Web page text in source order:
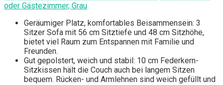
oder Gästezimmer, Grau
Geräumiger Platz, komfortables Beisammensein: 3
Sitzer Sofa mit 56 cm Sitztiefe und 48 cm Sitzhöhe,
bietet viel Raum zum Entspannen mit Familie und
Freunden.
Gut gepolstert, weich und stabil: 10 cm Federkern-
Sitzkissen hält die Couch auch bei langem Sitzen
bequem. Rücken- und Armlehnen sind weich gefüllt und